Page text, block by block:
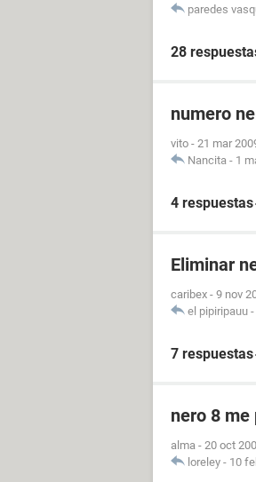
paredes
28
numero
vito - 21 mar
Nancita - 1
4 respuestas
Eliminar
caribex - 9 nov
el pipiripauu -
7 respuestas
nero 8
alma - 20 oct
loreley - 10